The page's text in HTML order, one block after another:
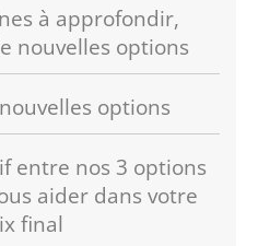
à approfondir,
nouvelles options
options
entre nos 3 options
aider dans votre
final